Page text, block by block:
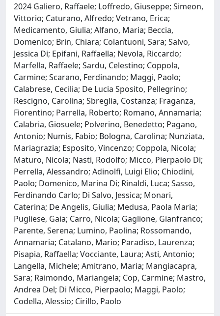
2024 Galiero, Raffaele; Loffredo, Giuseppe; Simeon,
Vittorio; Caturano, Alfredo; Vetrano, Erica;
Medicamento, Giulia; Alfano, Maria; Beccia,
Domenico; Brin, Chiara; Colantuoni, Sara; Salvo,
Jessica Di; Epifani, Raffaella; Nevola, Riccardo;
Marfella, Raffaele; Sardu, Celestino; Coppola,
Carmine; Scarano, Ferdinando; Maggi, Paolo;
Calabrese, Cecilia; De Lucia Sposito, Pellegrino;
Rescigno, Carolina; Sbreglia, Costanza; Fraganza,
Fiorentino; Parrella, Roberto; Romano, Annamaria;
Calabria, Giosuele; Polverino, Benedetto; Pagano,
Antonio; Numis, Fabio; Bologna, Carolina; Nunziata,
Mariagrazia; Esposito, Vincenzo; Coppola, Nicola;
Maturo, Nicola; Nasti, Rodolfo; Micco, Pierpaolo Di;
Perrella, Alessandro; Adinolfi, Luigi Elio; Chiodini,
Paolo; Domenico, Marina Di; Rinaldi, Luca; Sasso,
Ferdinando Carlo; Di Salvo, Jessica; Monari,
Caterina; De Angelis, Giulia; Medusa, Paola Maria;
Pugliese, Gaia; Carro, Nicola; Gaglione, Gianfranco;
Parente, Serena; Lumino, Paolina; Rossomando,
Annamaria; Catalano, Mario; Paradiso, Laurenza;
Pisapia, Raffaella; Vocciante, Laura; Asti, Antonio;
Langella, Michele; Amitrano, Maria; Mangiacapra,
Sara; Raimondo, Mariangela; Cop, Carmine; Mastro,
Andrea Del; Di Micco, Pierpaolo; Maggi, Paolo;
Codella, Alessio; Cirillo, Paolo